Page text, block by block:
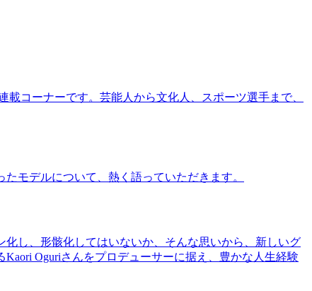
コーナーです。芸能人から文化人、スポーツ選手まで、
モデルについて、熱く語っていただきます。
し、形骸化してはいないか、そんな思いから、新しいグ
Oguriさんをプロデューサーに据え、豊かな人生経験